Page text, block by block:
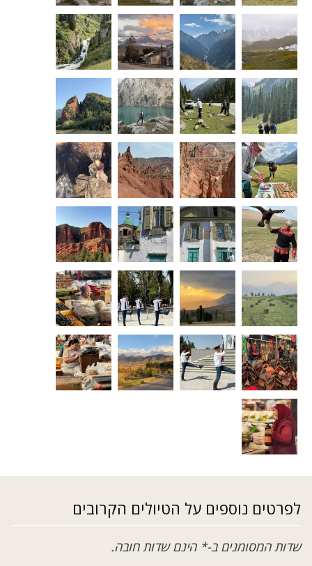
לפרטים נוספים על הטיולים הקרובים
שדות המסומנים ב-* הינם שדות חובה.